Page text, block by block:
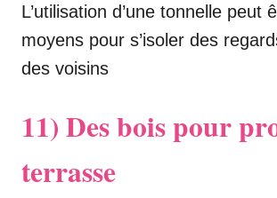
L’utilisation d’une tonnelle peut
moyens pour s’isoler des
des voisins
11) Des bois pour
terrasse